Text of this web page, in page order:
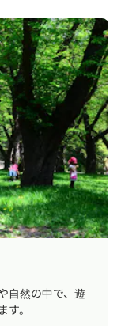
自然の中で、遊
。